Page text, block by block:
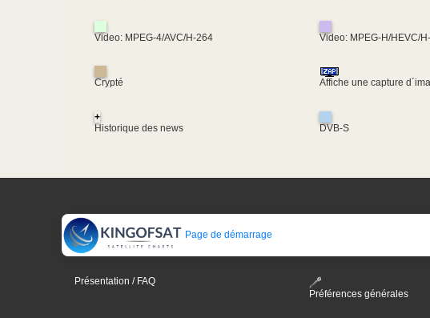
Video: MPEG-4/AVC/H-264 Video: MPEG-H/HEVC/
Crypté Affiche une capture
+
Historique des news
DVB-S
Page de démarrage
Présentation / FAQ
Préférences générales